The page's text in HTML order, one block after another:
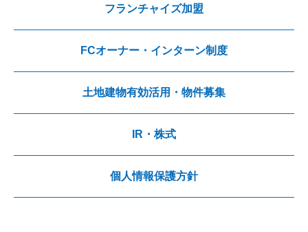
フランチャイズ加盟
FCオーナー・インターン制度
土地建物有効活用・物件募集
IR・株式
個人情報保護方針